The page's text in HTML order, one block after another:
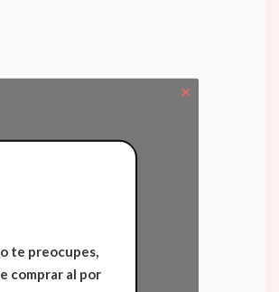
✕
te preocupes,
comprar al por